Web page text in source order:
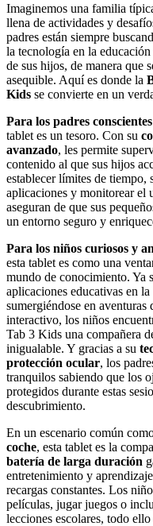
Imaginemos una familia
llena de actividades y
padres están siempre
la tecnología en la
de sus hijos, de manera que
asequible. Aquí es donde la
Kids se convierte en un
Para los padres
tablet es un tesoro. Con su
avanzado, les permite
contenido al que sus hijos
establecer límites de tiempo,
aplicaciones y monitorear el
aseguran de que sus
un entorno seguro y
Para los niños curiosos y
esta tablet es como una
mundo de conocimiento. Ya
aplicaciones educativas en la
sumergiéndose en aventuras
interactivo, los niños
Tab 3 Kids una compañera
inigualable. Y gracias a su
protección ocular, los
tranquilos sabiendo que los
protegidos durante estas
descubrimiento.
En un escenario común
coche, esta tablet es la
batería de larga duración
entretenimiento y
recargas constantes. Los
películas, jugar juegos o
lecciones escolares, todo